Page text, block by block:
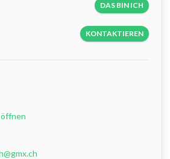
DAS BIN ICH
KONTAKTIEREN